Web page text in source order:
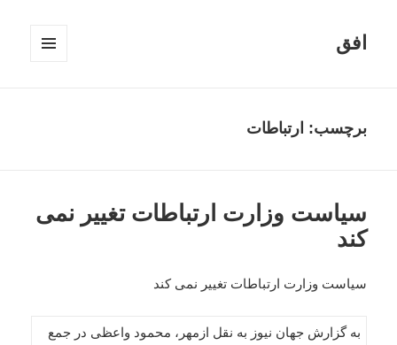
افق
برچسب: ارتباطات
سیاست وزارت ارتباطات تغییر نمی
کند
سیاست وزارت ارتباطات تغییر نمی کند
به گزارش جهان نیوز به نقل ازمهر، محمود واعظی در جمع